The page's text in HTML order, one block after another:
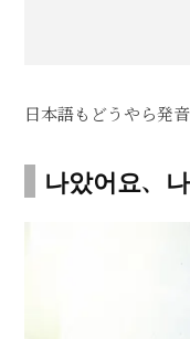
日本語もどうやら発
나았어요、